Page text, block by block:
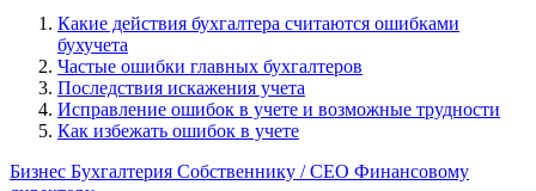
Какие действия бухгалтера считаются ошибками
бухучета
Частые ошибки главных бухгалтеров
Последствия искажения учета
Исправление ошибок в учете и возможные трудности
Как избежать ошибок в учете
Бизнес Бухгалтерия Собственнику / CEO Финансовому